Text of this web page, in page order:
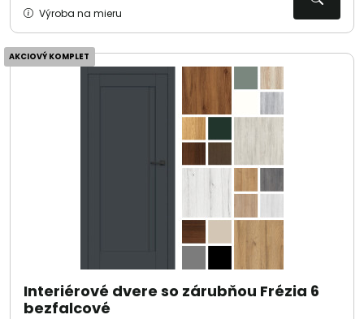
Výroba na mieru
AKCIOVÝ KOMPLET
Interiérové dvere so zárubňou Frézia 6
bezfalcové